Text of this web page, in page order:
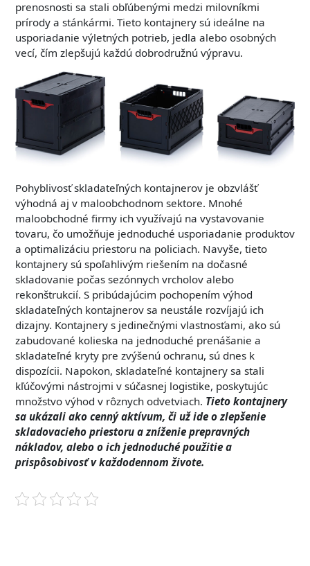
prenosnosti sa stali obľúbenými medzi milovníkmi
prírody a stánkármi. Tieto kontajnery sú ideálne na
usporiadanie výletných potrieb, jedla alebo osobných
vecí, čím zlepšujú každú dobrodružnú výpravu.
Pohyblivosť skladateľných kontajnerov je obzvlášť
výhodná aj v maloobchodnom sektore. Mnohé
maloobchodné firmy ich využívajú na vystavovanie
tovaru, čo umožňuje jednoduché usporiadanie produktov
a optimalizáciu priestoru na policiach. Navyše, tieto
kontajnery sú spoľahlivým riešením na dočasné
skladovanie počas sezónnych vrcholov alebo
rekonštrukcií. S pribúdajúcim pochopením výhod
skladateľných kontajnerov sa neustále rozvíjajú ich
dizajny. Kontajnery s jedinečnými vlastnosťami, ako sú
zabudované kolieska na jednoduché prenášanie a
skladateľné kryty pre zvýšenú ochranu, sú dnes k
dispozícii. Napokon, skladateľné kontajnery sa stali
kľúčovými nástrojmi v súčasnej logistike, poskytujúc
množstvo výhod v rôznych odvetviach. Tieto kontajnery
sa ukázali ako cenný aktívum, či už ide o zlepšenie
skladovacieho priestoru a zníženie prepravných
nákladov, alebo o ich jednoduché použitie a
prispôsobivosť v každodennom živote.